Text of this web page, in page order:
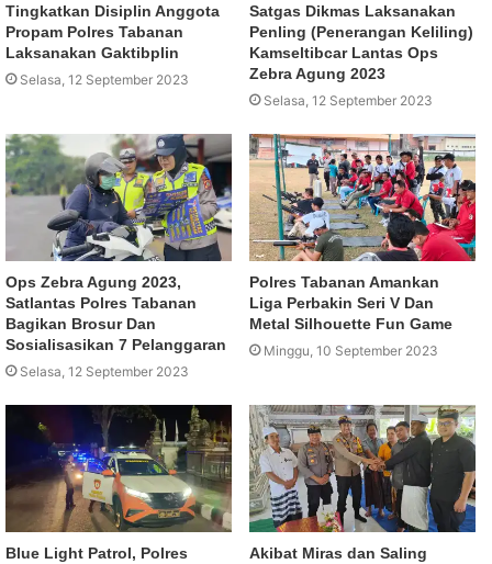
Tingkatkan Disiplin Anggota
Propam Polres Tabanan
Laksanakan Gaktibplin
Selasa, 12 September 2023
Satgas Dikmas Laksanakan
Penling (Penerangan Keliling)
Kamseltibcar Lantas Ops
Zebra Agung 2023
Selasa, 12 September 2023
Ops Zebra Agung 2023,
Satlantas Polres Tabanan
Bagikan Brosur Dan
Sosialisasikan 7 Pelanggaran
Selasa, 12 September 2023
Polres Tabanan Amankan
Liga Perbakin Seri V Dan
Metal Silhouette Fun Game
Minggu, 10 September 2023
Blue Light Patrol, Polres
Akibat Miras dan Saling